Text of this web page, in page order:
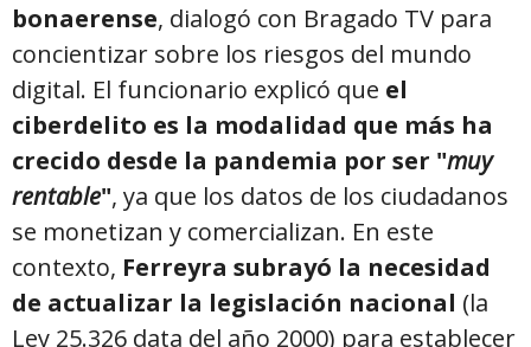
bonaerense, dialogó con Bragado TV para
concientizar sobre los riesgos del mundo
digital. El funcionario explicó que el
ciberdelito es la modalidad que más ha
crecido desde la pandemia por ser "muy
rentable", ya que los datos de los ciudadanos
se monetizan y comercializan. En este
contexto, Ferreyra subrayó la necesidad
de actualizar la legislación nacional (la
Ley 25.326 data del año 2000) para establecer